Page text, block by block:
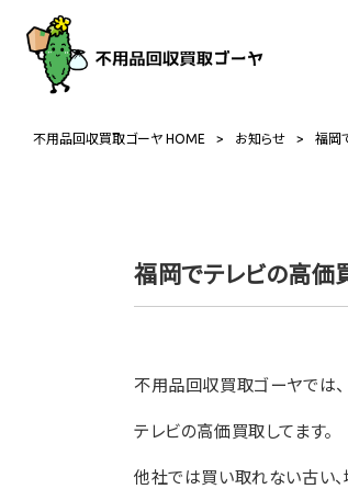
不用品回収買取ゴーヤ HOME > お知らせ > 福岡
福岡でテレビの高
不用品回収買取ゴーヤでは、
テレビの高価買取してます。
他社では買い取れない古い